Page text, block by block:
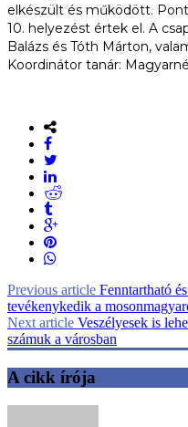
elkészült és működött.
10. helyezést értek el. A
Balázs és Tóth Márton,
Koordinátor tanár:
Previous article Fenntartható
tevékenykedik a
Next article Veszélyesek is
számuk a városban
A cikk írója